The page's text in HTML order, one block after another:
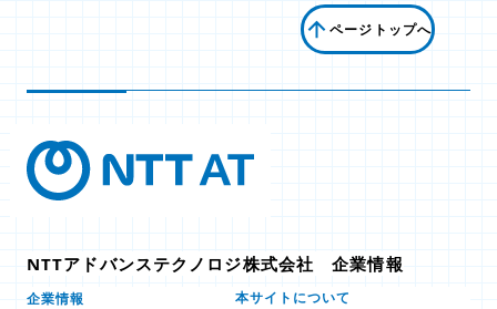
ページトップへ
NTTアドバンステクノロジ株式会社 企業情報
企業情報
本サイトについて